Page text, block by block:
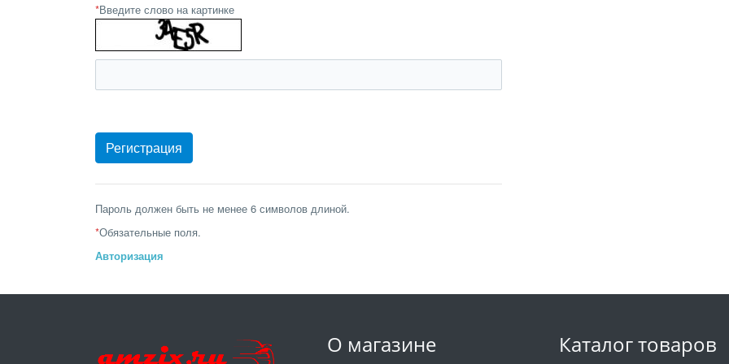
*Введите слово на картинке
Пароль должен быть не менее 6 символов длиной.
*Обязательные поля.
Авторизация
О магазине Каталог товаров